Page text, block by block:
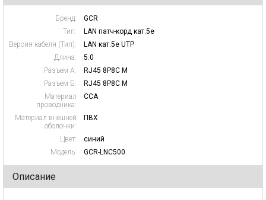
Бренд:
GCR
Тип:
LAN патч-корд кат.5e
Версия кабеля (Тип):
LAN кат.5e UTP
Длина:
5.0
Разъем А:
RJ45 8P8C M
Разъем Б:
RJ45 8P8C M
Материал
проводника:
CCA
Материал внешней
оболочки:
ПВХ
Цвет:
синий
Модель:
GCR-LNC500
Описание